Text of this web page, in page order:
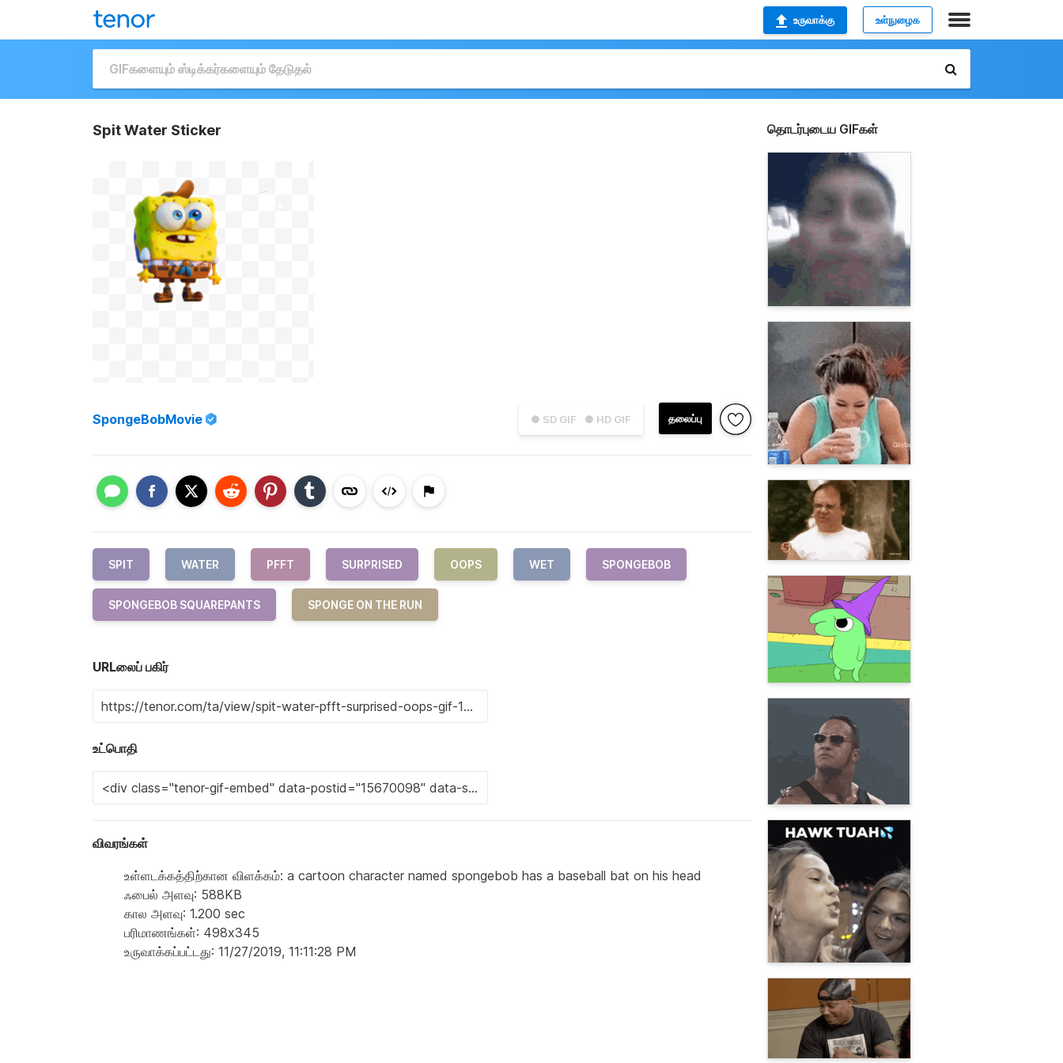
உருவாக்கு உள்நுழைக
Spit Water Sticker
● SD GIF ● HD GIF தலைப்பு
SpongeBobMovie
SPIT WATER PFFT SURPRISED OOPS WET SPONGEBOB
SPONGEBOB SQUAREPANTS SPONGE ON THE RUN
URLலைப் பகிர்
உட்பொதி
விவரங்கள்
உள்ளடக்கத்திற்கான விளக்கம்: a cartoon character named spongebob has a baseball bat on his head
ஃபைல் அளவு: 588KB
கால அளவு: 1.200 sec
பரிமாணங்கள்: 498x345
உருவாக்கப்பட்டது: 11/27/2019, 11:11:28 PM
தொடர்புடைய GIFகள்